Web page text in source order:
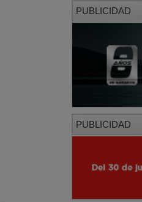
PUBLICIDAD
PUBLICIDAD